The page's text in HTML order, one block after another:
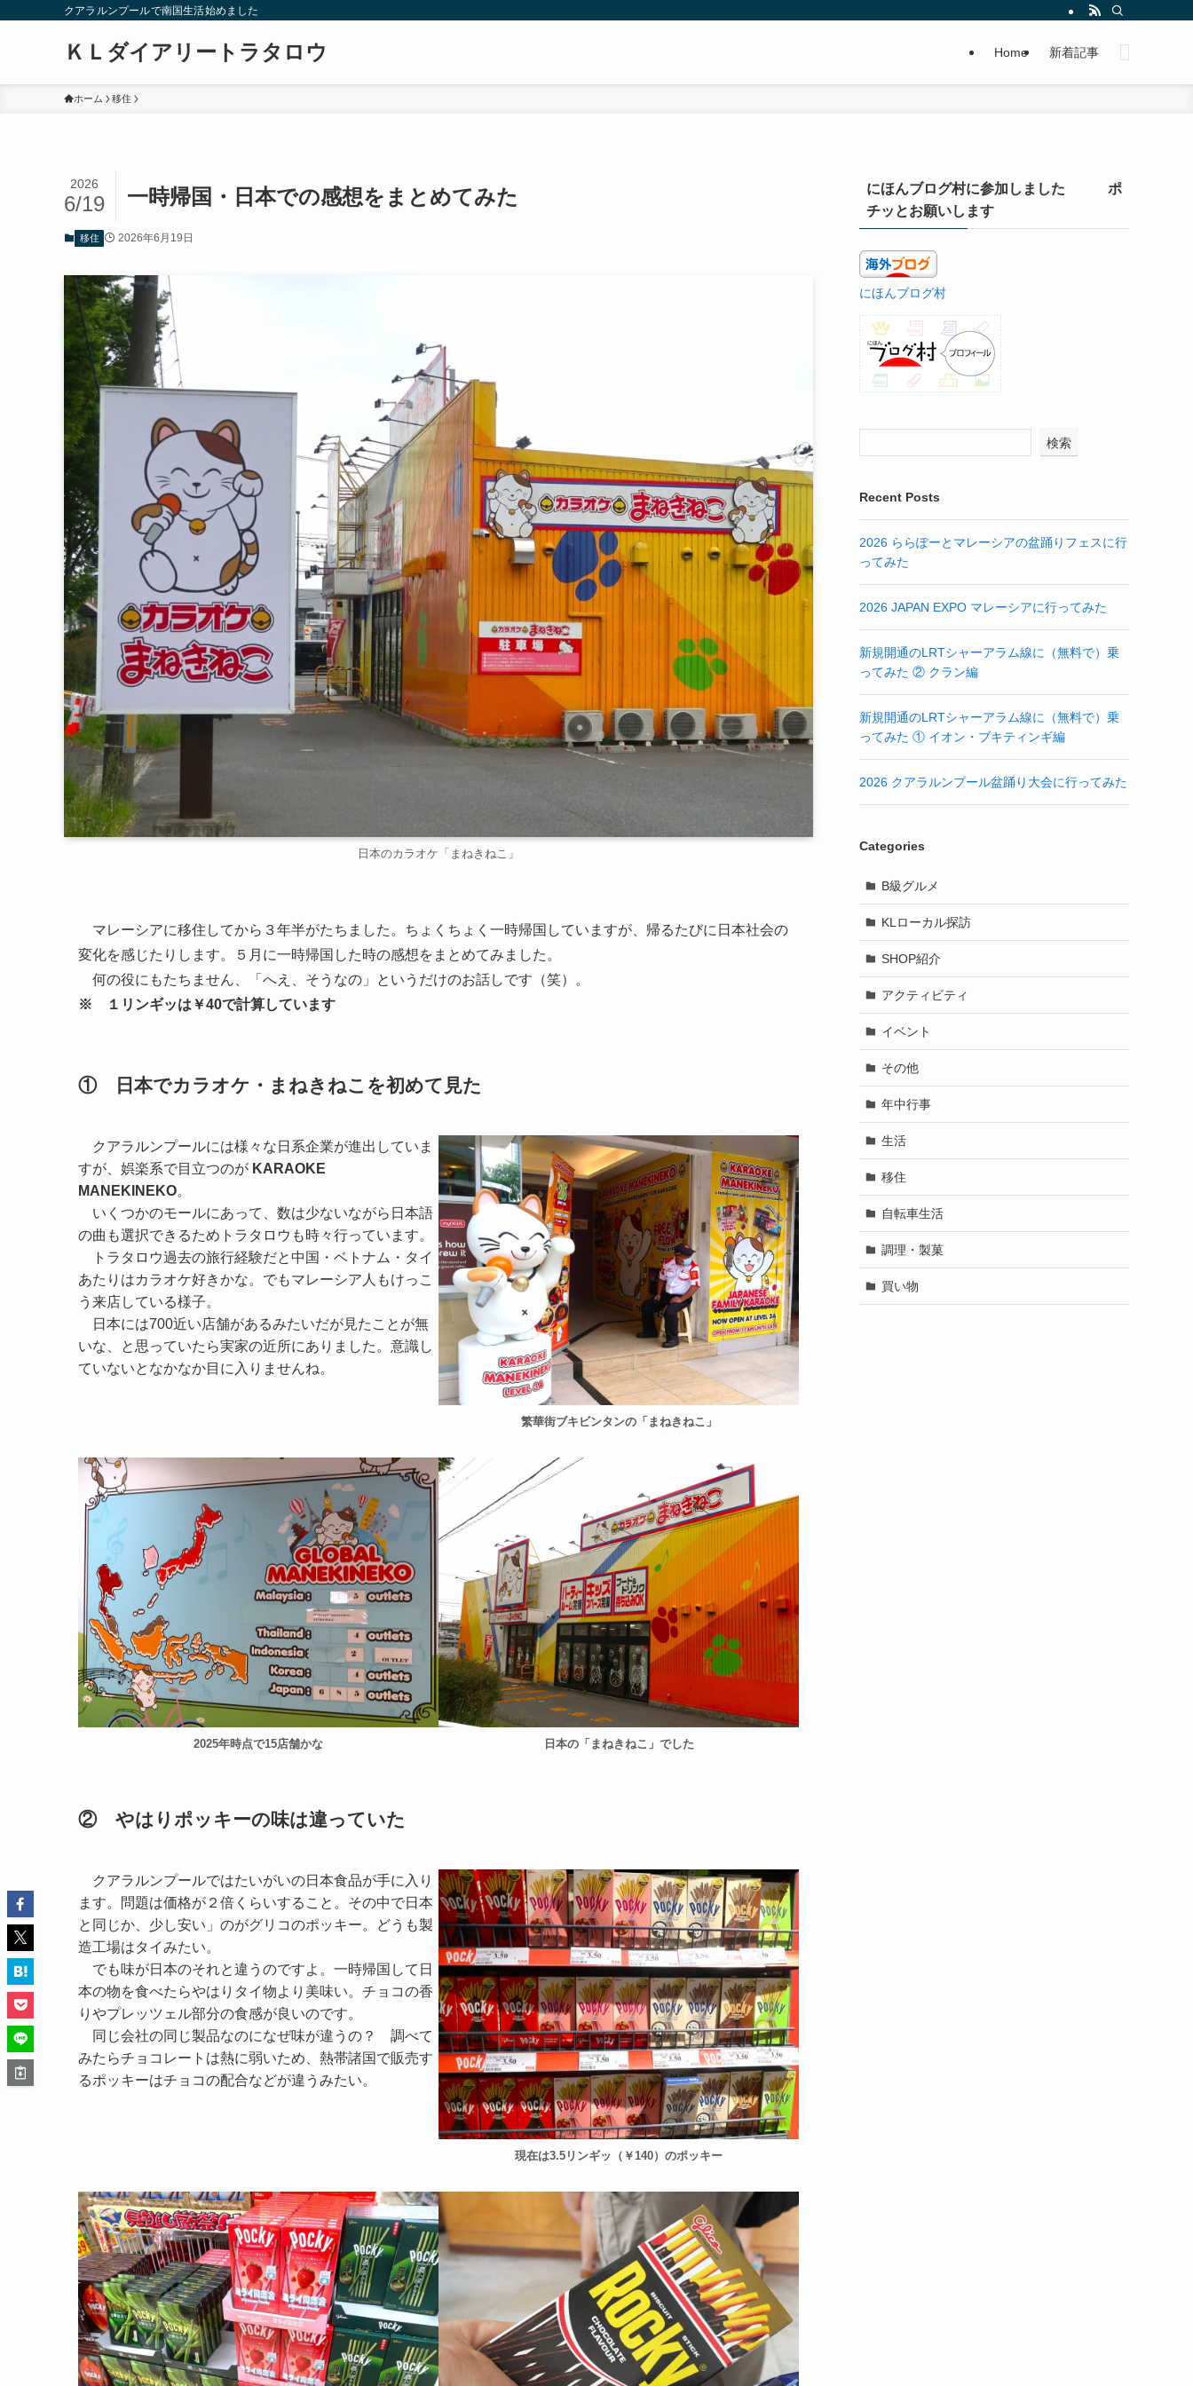
クアラルンプールで南国生活始めました
ＫＬダイアリートラタロウ Home 新着記事
ホーム 移住
一時帰国・日本での感想をまとめてみた
2026
6/19
移住 2026年6月19日
日本のカラオケ「まねきねこ」
マレーシアに移住してから３年半がたちました。ちょくちょく一時帰国していますが、帰るたびに日本社会の
変化を感じたりします。５月に一時帰国した時の感想をまとめてみました。
何の役にもたちません、「へえ、そうなの」というだけのお話しです（笑）。
※ １リンギッは￥40で計算しています
① 日本でカラオケ・まねきねこを初めて見た
クアラルンプールには様々な日系企業が進出していま
すが、娯楽系で目立つのが KARAOKE
MANEKINEKO。
いくつかのモールにあって、数は少ないながら日本語
の曲も選択できるためトラタロウも時々行っています。
トラタロウ過去の旅行経験だと中国・ベトナム・タイ
あたりはカラオケ好きかな。でもマレーシア人もけっこ
う来店している様子。
日本には700近い店舗があるみたいだが見たことが無
いな、と思っていたら実家の近所にありました。意識し
ていないとなかなか目に入りませんね。
繁華街ブキビンタンの「まねきねこ」
2025年時点で15店舗かな 日本の「まねきねこ」でした
② やはりポッキーの味は違っていた
クアラルンプールではたいがいの日本食品が手に入り
ます。問題は価格が２倍くらいすること。その中で日本
と同じか、少し安い」のがグリコのポッキー。どうも製
造工場はタイみたい。
でも味が日本のそれと違うのですよ。一時帰国して日
本の物を食べたらやはりタイ物より美味い。チョコの香
りやプレッツェル部分の食感が良いのです。
同じ会社の同じ製品なのになぜ味が違うの？ 調べて
みたらチョコレートは熱に弱いため、熱帯諸国で販売す
るポッキーはチョコの配合などが違うみたい。
現在は3.5リンギッ（￥140）のポッキー
にほんブログ村に参加しました ポ
チッとお願いします
にほんブログ村
検索
Recent Posts
2026 ららぽーとマレーシアの盆踊りフェスに行
ってみた
2026 JAPAN EXPO マレーシアに行ってみた
新規開通のLRTシャーアラム線に（無料で）乗
ってみた ② クラン編
新規開通のLRTシャーアラム線に（無料で）乗
ってみた ① イオン・ブキティンギ編
2026 クアラルンプール盆踊り大会に行ってみた
Categories
B級グルメ
KLローカル探訪
SHOP紹介
アクティビティ
イベント
その他
年中行事
生活
移住
自転車生活
調理・製菓
買い物